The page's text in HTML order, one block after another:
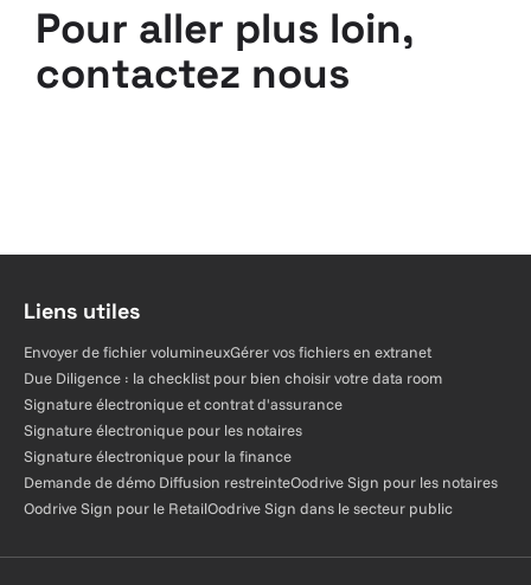
Pour aller plus loin,
contactez nous
Liens utiles
Envoyer de fichier volumineuxGérer vos fichiers en extranet
Due Diligence : la checklist pour bien choisir votre data room
Signature électronique et contrat d'assurance
Signature électronique pour les notaires
Signature électronique pour la finance
Demande de démo Diffusion restreinteOodrive Sign pour les notaires
Oodrive Sign pour le RetailOodrive Sign dans le secteur public